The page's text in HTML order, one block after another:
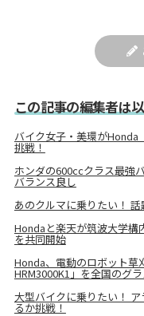
この記事の編集者は
バイク女子・美環がHonda
挑戦！
ホンダの600ccクラス最強
バランス良し
あのクルマに乗りたい！
Hondaと楽天が筑波大学構
を共同開始
Honda、電動のロボット草
HRM3000K1」を全国のグ
大型バイクに乗りたい！
るか挑戦！